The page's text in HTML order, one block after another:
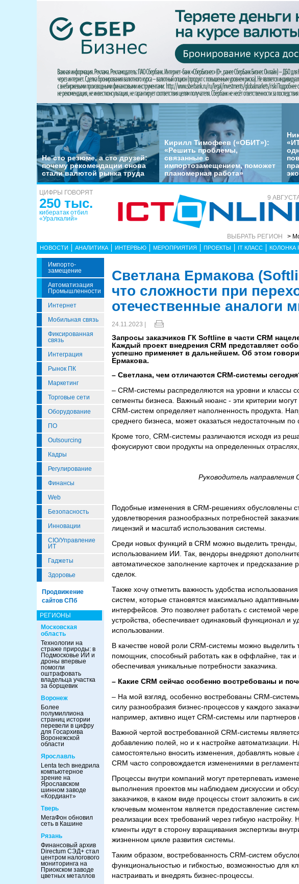
Не сто резюме, а сто друзей:
почему рекомендации снова
стали валютой рынка труда
Кирилл Тимофеев («ОБИТ»):
«Решить проблемы,
связанные с
импортозамещением, поможет
планомерная работа»
ЦИФРЫ ГОВОРЯТ
250 тыс.
кибератак отбил
«Уралкалий»
9
ВЫБРАТЬ РЕГИОН >
НОВОСТИ АНАЛИТИКА ИНТЕРВЬЮ МЕРОПРИЯТИЯ ПРОЕКТЫ IT КЛАСС КОЛОНКА
Импорто­
Замещение
Автоматизация
Промышленности
Интернет
Мобильная связь
Фиксированная
связь
Интеграция
Рынок ПК
Маркетинг
Торговые сети
Оборудование
ПО
Outsourcing
Кадры
Регулирование
Финансы
Web
Безопасность
Инновации
CIO/Управление
ИТ
Гаджеты
Здоровье
Продвижение
сайтов СПб
РЕГИОНЫ
Московская
область
Технологии на
страже природы: в
Подмосковье ИИ и
дроны впервые
помогли
оштрафовать
владельца участка
за борщевик
Воронеж
Более
полумиллиона
страниц истории
перевели в цифру
для Госархива
Воронежской
области
Ярославль
Lenta tech внедрила
компьютерное
зрение на
Ярославском
шинном заводе
«Кордиант»
Тверь
МегаФон обновил
сеть в Кашине
Рязань
Финансовый архив
Directum СЭД+ стал
центром налогового
мониторинга на
Приокском заводе
цветных металлов
Светлана Ермакова
что сложности при
отечественные аналоги
24.11.2023 |
Запросы заказчиков ГК Softline в части CRM
Каждый проект внедрения CRM представляет
успешно применяет в дальнейшем. Об этом
Ермакова.
– Светлана, чем отличаются CRM-системы
– CRM-системы распределяются на уровни и классы
сегменты бизнеса. Важный нюанс - эти критерии
CRM-систем определяет наполненность продукта.
среднего бизнеса, может оказаться недостаточным
Кроме того, CRM-системы различаются исходя из
фокусируют свои продукты на определенных
Руководитель направления
Подобные изменения в CRM-решениях обусловлены
удовлетворения разнообразных потребностей
лицензий и масштаб использования системы.
Среди новых функций в CRM можно выделить тренды,
использованием ИИ. Так, вендоры внедряют
автоматическое заполнение карточек и предсказание
сделок.
Также хочу отметить важность удобства
систем, которые становятся максимально
интерфейсов. Это позволяет работать с системой
устройства, обеспечивает одинаковый функционал и
использовании.
В качестве новой роли CRM-системы можно выделить
помощник, способный работать как в оффлайне, так
обеспечивая уникальные потребности заказчика.
– Какие CRM сейчас особенно востребованы и
– На мой взгляд, особенно востребованы CRM-
силу разнообразия бизнес-процессов у каждого
например, активно ищет CRM-системы или
Важной чертой востребованной CRM-системы
добавлению полей, но и к настройке автоматизации.
самостоятельно вносить изменения, добавлять
CRM часто сопровождается изменениями в
Процессы внутри компаний могут претерпевать
выполнения проектов мы наблюдаем дискуссии и
заказчиков, в каком виде процессы стоит заложить в
ключевым моментом является предоставление
реализации всех требований через гибкую настройку.
клиенты идут в сторону взращивания экспертизы
жизненном цикле развития системы.
Таким образом, востребованность CRM-систем
функциональностью и гибкостью, возможностью для
настраивать и внедрять бизнес-процессы.